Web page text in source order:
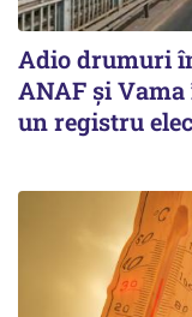
Adio drumuri
ANAF și
un registru